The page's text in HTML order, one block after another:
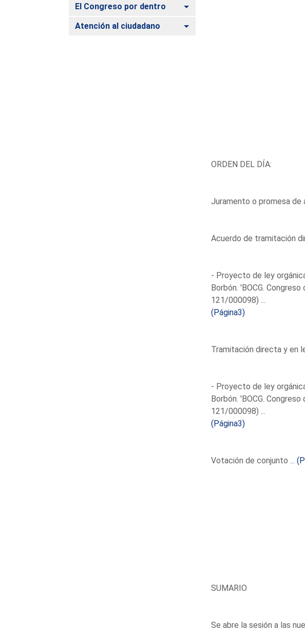
El Congreso por dentro Alternar
Atención al ciudadano Alternar
ORDEN DEL DÍA:
Juramento o promesa de
Acuerdo de tramitación
- Proyecto de ley
Borbón. 'BOCG.
121/000098) ...
(Página3)
Tramitación directa y en
- Proyecto de ley
Borbón. 'BOCG.
121/000098) ...
(Página3)
Votación de conjunto ...
SUMARIO
Se abre la sesión a las